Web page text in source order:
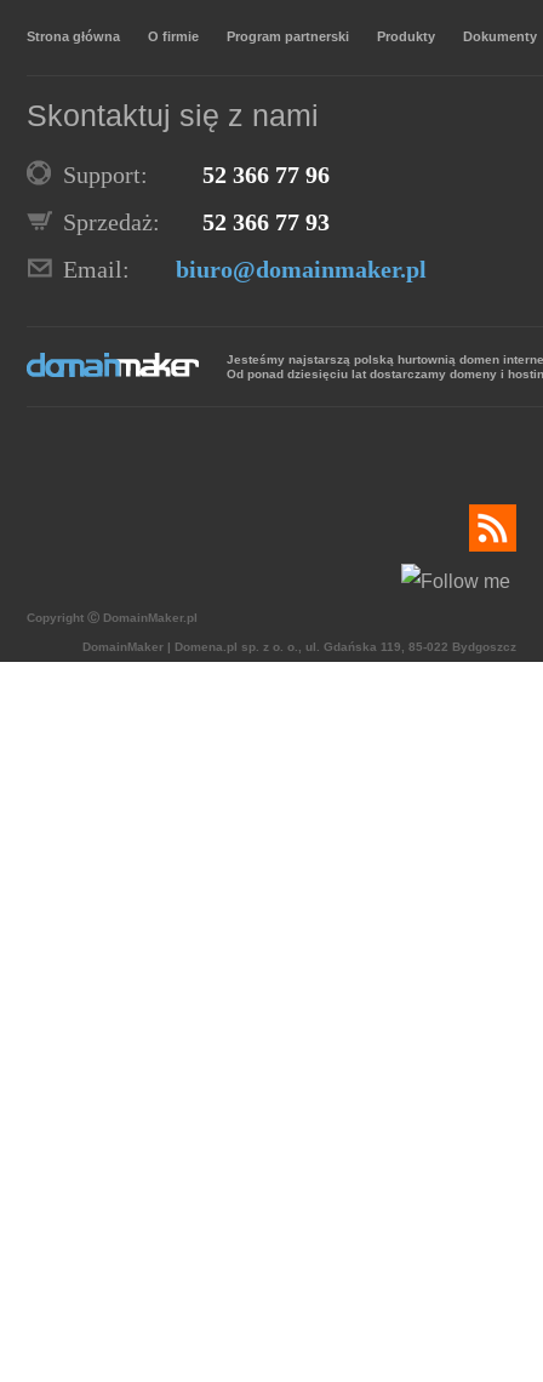
Strona główna O firmie Program partnerski Produkty Dokumenty
Skontaktuj się z nami
Support:
52 366 77 96
Sprzedaż:
52 366 77 93
Email:
biuro@domainmaker.pl
Jesteśmy najstarszą polską hurtownią domen
Od ponad dziesięciu lat dostarczamy domeny i
Copyright Ⓒ DomainMaker.pl
DomainMaker | Domena.pl sp. z o. o., ul. Gdańska 119, 85-022 Bydgoszcz